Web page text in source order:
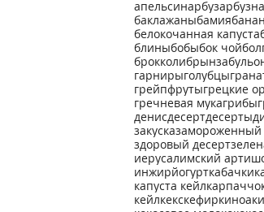
апельсинарбуз
баклажаныбамия
белокочанная капуста
блиныбобыбок чой
брокколибрынза
гарнирыголубцы
грейпфрутыгрецкие
гречневая мукагрибы
денисдесертдесерты
закусказамороженный
здоровый десерт
иерусалимский
инжирйогурткабачки
капуста кейлкарпаччо
кейлкекскефиркиноа